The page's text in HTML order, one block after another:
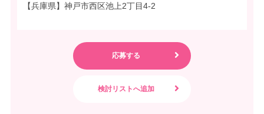
【兵庫県】神戸市西区池上2丁目4-2